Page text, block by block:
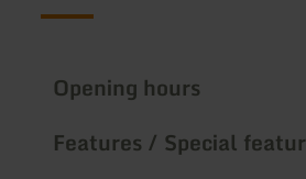
Opening hours
Features / Special